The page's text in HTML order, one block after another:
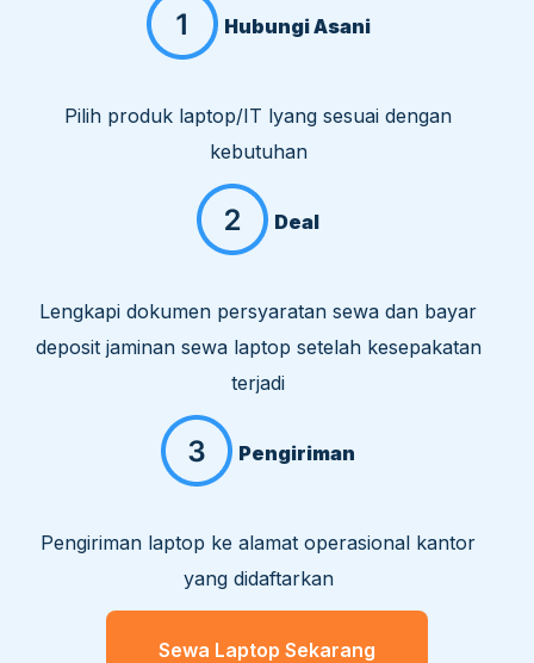
Hubungi Asani
Pilih produk laptop/IT lyang sesuai dengan
kebutuhan
Deal
Lengkapi dokumen persyaratan sewa dan bayar
deposit jaminan sewa laptop setelah kesepakatan
terjadi
Pengiriman
Pengiriman laptop ke alamat operasional kantor
yang didaftarkan
Sewa Laptop Sekarang